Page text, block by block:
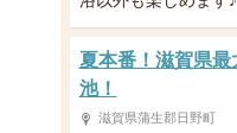
夏本番！滋賀県
池！
滋賀県蒲生郡日野町